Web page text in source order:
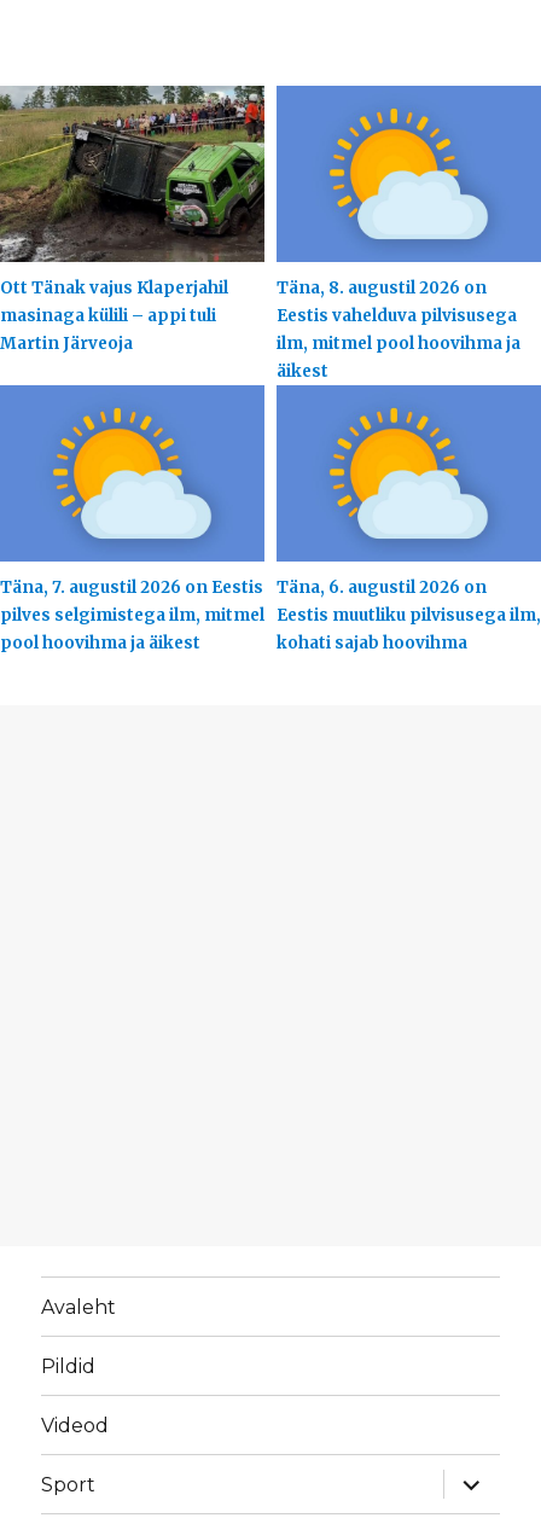
Ott Tänak vajus Klaperjahil
masinaga külili – appi tuli
Martin Järveoja
Täna, 8. augustil 2026 on
Eestis vahelduva pilvisusega
ilm, mitmel pool hoovihma ja
äikest
Täna, 7. augustil 2026 on Eestis
pilves selgimistega ilm, mitmel
pool hoovihma ja äikest
Täna, 6. augustil 2026 on
Eestis muutliku pilvisusega ilm,
kohati sajab hoovihma
Avaleht
Pildid
Videod
Sport
laienda